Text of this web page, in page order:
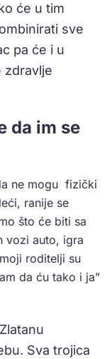
će u tim
sve
pa će i u
zdravlje
da im se
ne mogu fizički
ranije se
što će biti sa
vozi auto, igra
roditelji su
da ću tako i ja”
Sva trojica